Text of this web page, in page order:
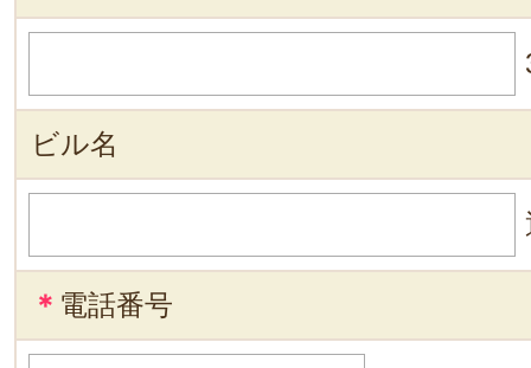
ビル名
＊ 電話番号